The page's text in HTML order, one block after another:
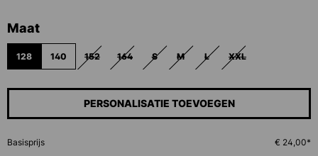
Selecteer
Maat
128 140 152
(DEZE OPTIE IS MOMENTEEL NIET BESCHIKBAAR.)
164
(DEZE OPTIE IS MOMENTEEL NIET BESCHIKBAAR.)
S
(DEZE OPTIE IS MOMENTEEL NIET
M
(DEZE OPTIE IS MOMENTEEL NIET
L
(DEZE OPTIE IS
XXL
PERSONALISATIE TOEVOEGEN
Basisprijs € 24,00*